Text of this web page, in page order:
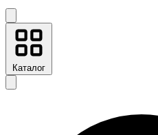
Каталог